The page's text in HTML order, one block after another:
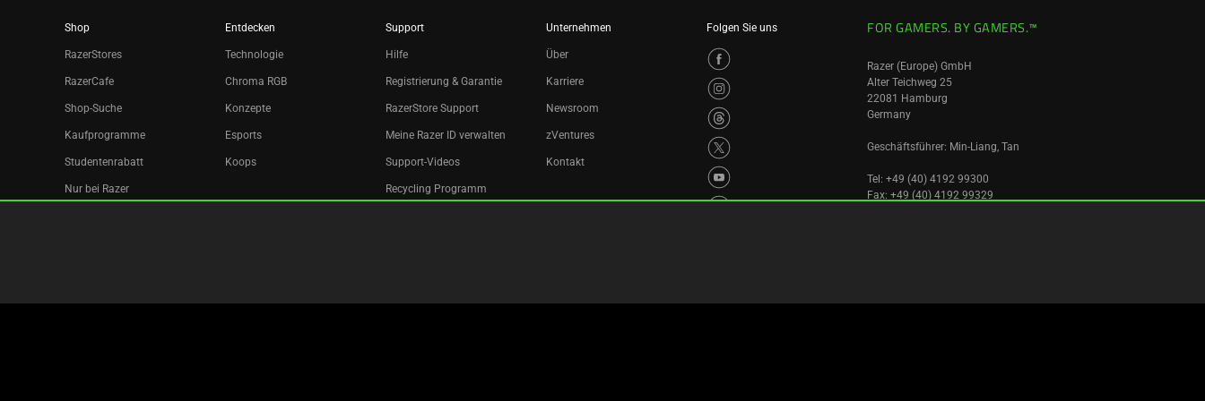
Shop
RazerStores
RazerCafe
Shop-Suche
Kaufprogramme
Studentenrabatt
Nur bei Razer
Entdecken
Technologie
Chroma RGB
Konzepte
Esports
Koops
Support
Hilfe
Registrierung & Garantie
RazerStore Support
Meine Razer ID verwalten
Support-Videos
Recycling Programm
Unternehmen
Über
Karriere
Newsroom
zVentures
Kontakt
Folgen Sie uns FOR GAMERS. BY GAMERS.™
Razer (Europe) GmbH
Alter Teichweg 25
22081 Hamburg
Germany
Geschäftsführer: Min-Liang, Tan
Tel: +49 (40) 4192 99300
Fax: +49 (40) 4192 99329